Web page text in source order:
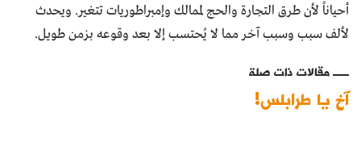
أحياناً لأن طرق التجارة والحج لممالك وإمبراطوريات تتغير. ويحدث
لألف سبب وسبب آخر مما لا يُحتسب إلا بعد وقوعه بزمن طويل.
مقالات ذات صلة
آخ يا طرابلس!